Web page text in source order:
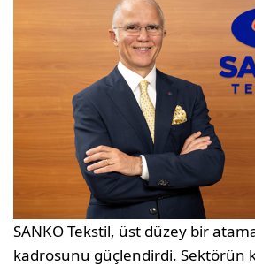
SANKO Tekstil, üst düzey bir
kadrosunu güçlendirdi. Sektörün